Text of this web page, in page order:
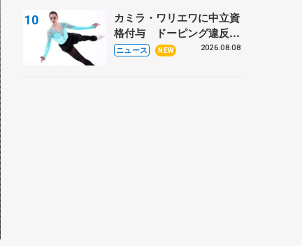
に 小林芳子さんが振り返
るスケート人生
カミラ・ワリエワに中立資
格付与 ドーピング違反で
処分、アレクサンドラ・イ
ニュース NEW 2026.08.08